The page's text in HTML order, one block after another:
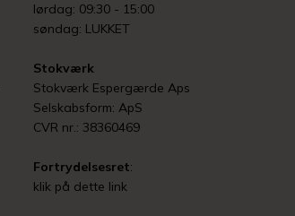
lørdag: 09:30 - 15:00
søndag: LUKKET
Stokværk
Stokværk Espergærde Aps
Selskabsform: ApS
CVR nr.: 38360469
Fortrydelsesret:
klik på dette link